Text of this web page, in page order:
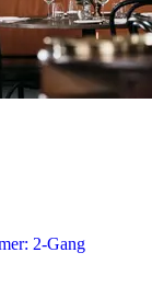
2-Gang